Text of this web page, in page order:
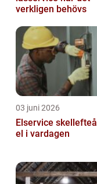
verkligen behövs
03 juni 2026
Elservice skellefteå trygg
el i vardagen